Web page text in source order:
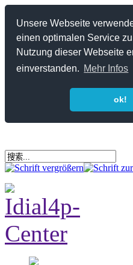
Unsere Webseite
einen optimalen Service
Nutzung dieser Webseite
einverstanden. Mehr Infos
ok!